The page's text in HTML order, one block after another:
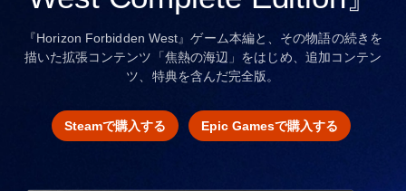
『Horizon Forbidden West』ゲーム本編と、その物語の続きを
描いた拡張コンテンツ「焦熱の海辺」をはじめ、追加コンテン
ツ、特典を含んだ完全版。
Steamで購入する Epic Gamesで購入する